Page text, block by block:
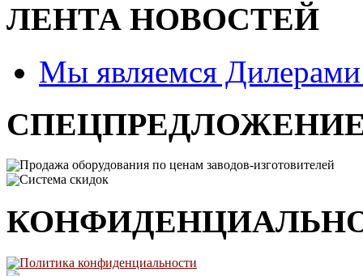
ЛЕНТА НОВОСТЕЙ
Мы являемся
Продажа оборудования по ценам заводов-изготовителей
Система скидок
Политика конфиденциальности